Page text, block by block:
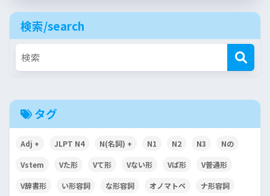
検索/search
タグ
Adj + JLPT N4 N(名詞) + N1 N2 N3 Nの
Vstem Vた形 Vて形 Vない形 Vば形 V普通形
V辞書形 い形容詞 な形容詞 オノマトペ ナ形容詞